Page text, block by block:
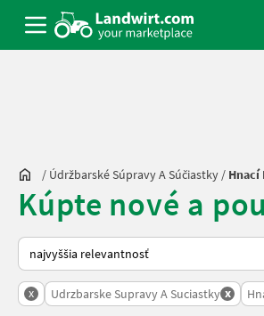
/ Údržbarské Súpravy A Súčiastky / Hnací
Kúpte nové a
Takto sa vykonáva triedenie na
x Udrzbarske Supravy A Suciastky x